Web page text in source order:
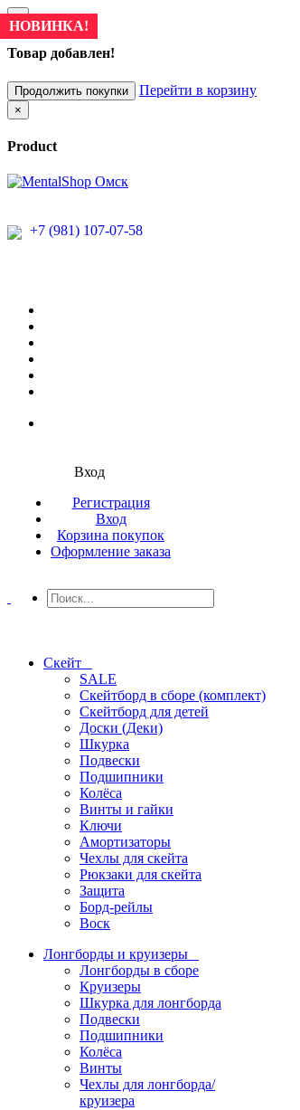
×
Товар добавлен!
Продолжить покупки Перейти в корзину
×
Product
+7 (981) 107-07-58
Вход
Регистрация
Вход
Корзина покупок
Оформление заказа
Скейт
SALE
Скейтборд в сборе (комплект)
Скейтборд для детей
Доски (Деки)
Шкурка
Подвески
Подшипники
Колёса
Винты и гайки
Ключи
Амортизаторы
Чехлы для скейта
Рюкзаки для скейта
Защита
Борд-рейлы
Воск
Лонгборды и круизеры
Лонгборды в сборе
Круизеры
Шкурка для лонгборда
Подвески
Подшипники
Колёса
Винты
Чехлы для лонгборда/
круизера
НОВИНКА!